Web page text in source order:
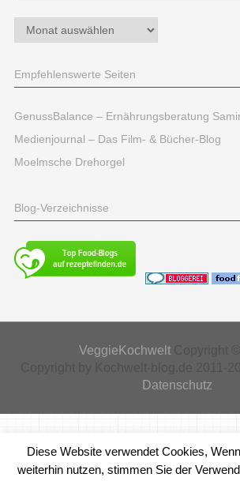
Archiv
Empfehlenswerte Seiten
GenussBalance – Ernährungsberatung
Medienjournal – Das Film- & Bücher-Blog
Moelmsche Drehorgel
Blog-Verzeichnisse
VeggieKochweltCopyright ©
Datenschutz
Diese Website verwendet Cookies,
weiterhin nutzen, stimmen Sie der